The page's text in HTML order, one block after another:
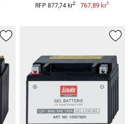
RFP 877,74 kr2 767,89 kr1